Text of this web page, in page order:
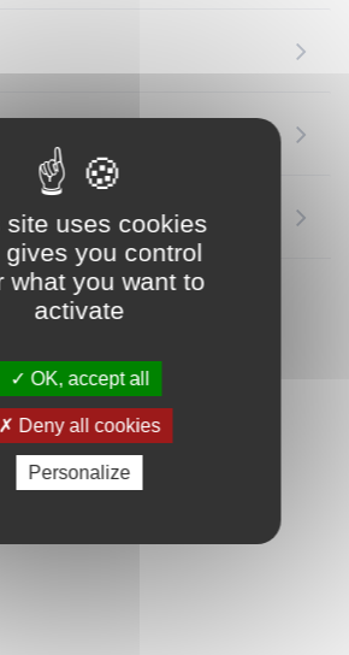
liesse à découvrir. En appuyant
célèbrent une victoire, avec un feu
les tribunes. Le stade inclut
doré au centre et des écrans
pour être exposé et inclut une
décor sur le thème du foot. Le set
LEGO Builder, où les fans
Contient 1 498 pièces.
site uses cookies
gives you control
what you want to
activate
OK, accept all
Deny all cookies
Personalize